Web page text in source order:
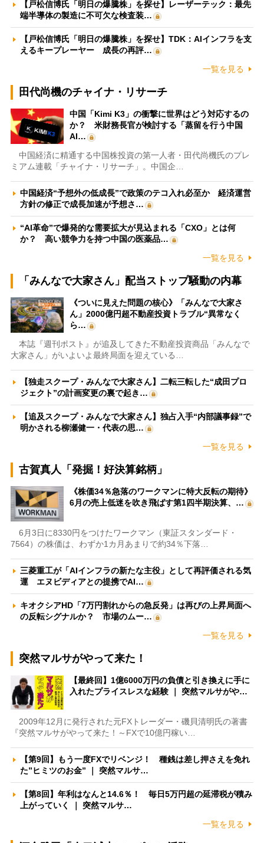
【戸松信博氏「明日の爆騰株」を探せ】レーザーテック：最先
端半導体の製造に不可欠な検査装…
【戸松信博氏「明日の爆騰株」を探せ】TDK：AIインフラを支
えるキープレーヤー 成長の再評…
一覧を見る
田代尚機のチャイナ・リサーチ
中国「Kimi K3」の衝撃に世界はどう対応するの
か？ 米財務長官が検討する「蒸留を行う中国
AI…
中国経済に精通する中国株投資の第一人者・田代尚機氏のプレ
ミアム連載「チャイナ・リサーチ」。中国企…
中国経済“予想外の低成長”で政策のテコ入れ必至か 経済運営
方針の修正で成長加速が予想さ…
“AI革命”で爆発的な需要拡大が見込まれる「CXO」とは何
か？ 高い競争力を持つ中国の医薬品…
一覧を見る
「みんなで大家さん」配当ストップ騒動の内幕
《ついに見えた問題の核心》「みんなで大家さ
ん」2000億円超不動産投資トラブル“異常なく
ら…
本誌『週刊ポスト』が追及してきた不動産投資商品「みんなで
大家さん」がいよいよ最終局面を迎えている…
【独走スクープ・みんなで大家さん】二転三転した“成田プロ
ジェクト”の計画変更の裏で起き…
【追及スクープ・みんなで大家さん】独占入手“内部議事録”で
明かされる柳瀬健一・代表の思…
一覧を見る
古賀真人「発掘！好決算銘柄」
《株価34％急落のワークマンに特大反転の期待》
6月の売上低迷を吹き飛ばす第1四半期決算、…
6月3日に8330円をつけたワークマン（東証スタンダード・
7564）の株価は、わずか1カ月あまりで約34％下落…
三菱重工が「AIインフラの新たな主役」として再評価される気
運 エヌビディアとの提携でAI…
キオクシアHD「7万円割れからの急反発」は再びの上昇局面へ
の反転シグナルか？ 市場のムー…
一覧を見る
突然マルサがやって来た！
【最終回】1億6000万円の負債と引き換えに手に
入れたプライスレスな経験 ｜ 突然マルサがや…
2009年12月に発行された元FXトレーダー・磯貝清明氏の著書
『突然マルサがやって来た！～FXで10億円稼い…
【第9回】もう一度FXでリベンジ！ 種銭は差し押さえを免れ
た”ヒミツのお金” ｜ 突然マルサ…
【第8回】年利はなんと14.6％！ 毎日5万円超の延滞税が積み
上がっていく ｜ 突然マルサ…
一覧を見る